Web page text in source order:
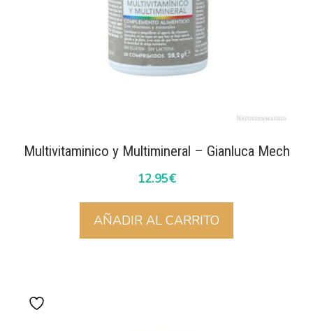
Multivitaminico y Multimineral – Gianluca Mech
12.95€
AÑADIR AL CARRITO